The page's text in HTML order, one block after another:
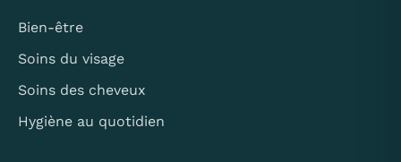
Bien-être
Soins du visage
Soins des cheveux
Hygiène au quotidien